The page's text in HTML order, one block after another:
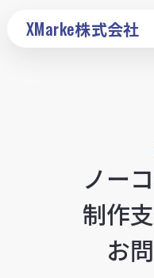
XMarke株式会社
ノー
制作
お